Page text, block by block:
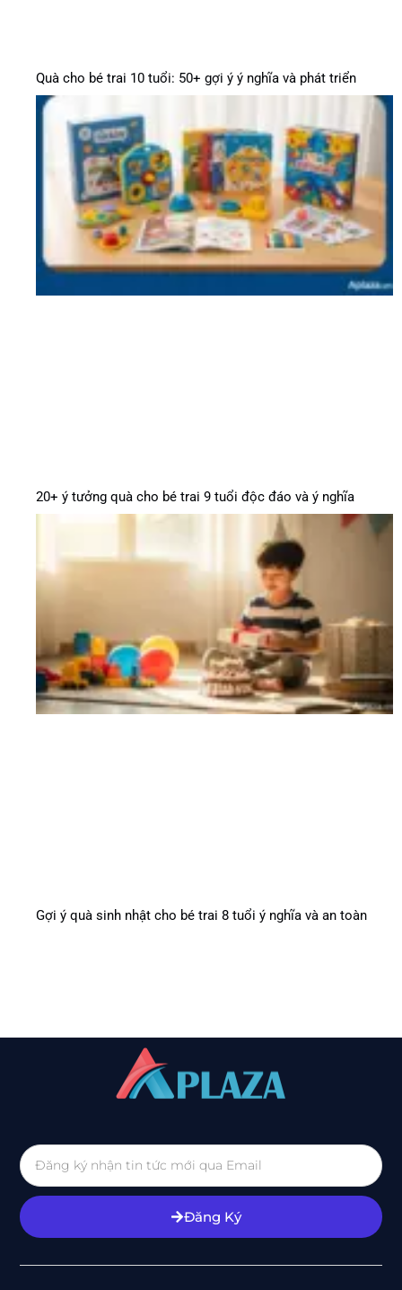
Quà cho bé trai 10 tuổi: 50+ gợi ý ý nghĩa và phát triển
20+ ý tưởng quà cho bé trai 9 tuổi độc đáo và ý nghĩa
Gợi ý quà sinh nhật cho bé trai 8 tuổi ý nghĩa và an toàn
Đăng Ký